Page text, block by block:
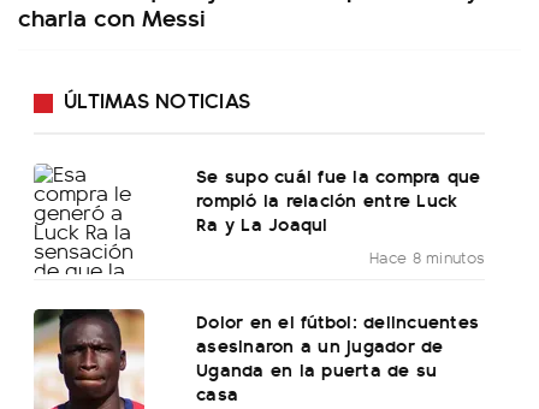
charla con Messi
ÚLTIMAS NOTICIAS
Se supo cuál fue la compra que
rompió la relación entre Luck
Ra y La Joaqui
Hace 8 minutos
Dolor en el fútbol: delincuentes
asesinaron a un jugador de
Uganda en la puerta de su
casa